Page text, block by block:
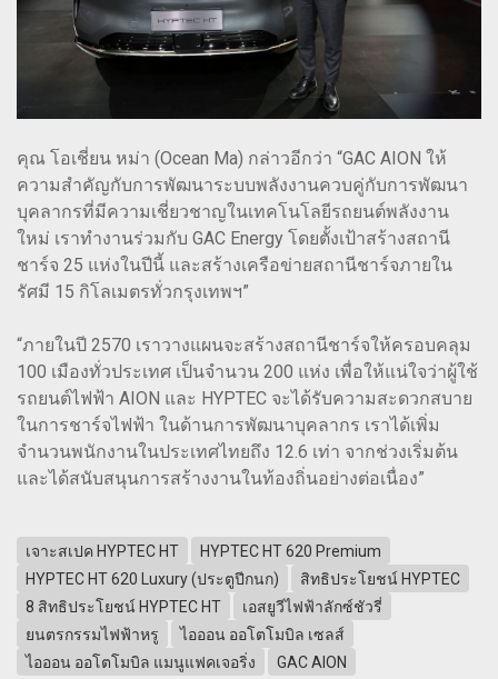
คุณ โอเชี่ยน หม่า (Ocean Ma) กล่าวอีกว่า “GAC AION ให้
ความสำคัญกับการพัฒนาระบบพลังงานควบคู่กับการพัฒนา
บุคลากรที่มีความเชี่ยวชาญในเทคโนโลยีรถยนต์พลังงาน
ใหม่ เราทำงานร่วมกับ GAC Energy โดยตั้งเป้าสร้างสถานี
ชาร์จ 25 แห่งในปีนี้ และสร้างเครือข่ายสถานีชาร์จภายใน
รัศมี 15 กิโลเมตรทั่วกรุงเทพฯ”
“ภายในปี 2570 เราวางแผนจะสร้างสถานีชาร์จให้ครอบคลุม
100 เมืองทั่วประเทศ เป็นจำนวน 200 แห่ง เพื่อให้แน่ใจว่าผู้ใช้
รถยนต์ไฟฟ้า AION และ HYPTEC จะได้รับความสะดวกสบาย
ในการชาร์จไฟฟ้า ในด้านการพัฒนาบุคลากร เราได้เพิ่ม
จำนวนพนักงานในประเทศไทยถึง 12.6 เท่า จากช่วงเริ่มต้น
และได้สนับสนุนการสร้างงานในท้องถิ่นอย่างต่อเนื่อง”
เจาะสเปค HYPTEC HT
HYPTEC HT 620 Premium
HYPTEC HT 620 Luxury (ประตูปีกนก)
สิทธิประโยชน์ HYPTEC
8 สิทธิประโยชน์ HYPTEC HT
เอสยูวีไฟฟ้าลักซ์ชัวรี่
ยนตรกรรมไฟฟ้าหรู
ไอออน ออโตโมบิล เซลส์
ไอออน ออโตโมบิล แมนูแฟคเจอริ่ง
GAC AION